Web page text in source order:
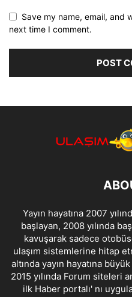
Save my name, email, and
next time I comment.
Yayın hayatına 2007
başlayan, 2008 yılında
kavuşarak sadece
ulaşım sistemlerine hitap
altında yayın hayatına
2015 yılında Forum siteleri
ilk Haber portalı' nı